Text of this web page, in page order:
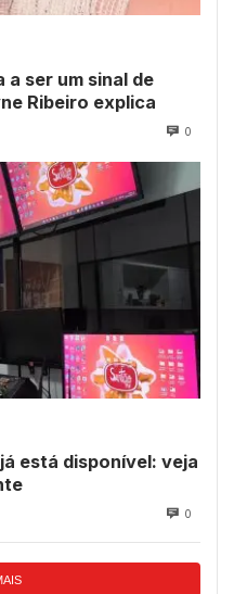
a ser um sinal de
Ribeiro explica
0
está disponível: veja
0